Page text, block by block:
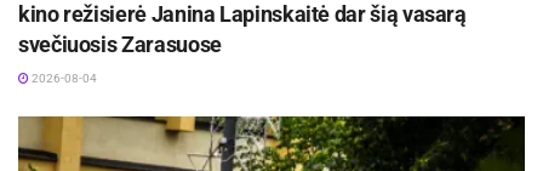
kino režisierė Janina Lapinskaitė dar šią vasarą
svečiuosis Zarasuose
2026-08-04